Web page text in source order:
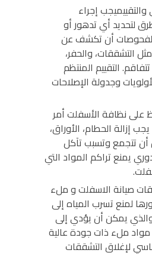
يجب إجراء
لتحديد أي تدهور أو
أن تكشف عن
التشققات، والحفر،
التقييم المنتظم
وجدولة الإصلاحات
على نظافة الأسفلت أمر
إزالة الحطام، الأوراق،
أن تتجمع وتسبب تآكل
يمنع تراكم المواد التي
صيانة الاسفلت وملء
لمنع تسرب المياه إلى
يمكن أن يؤدي إلى
مواد ملء ذات جودة عالية
لإغلاق التشققات